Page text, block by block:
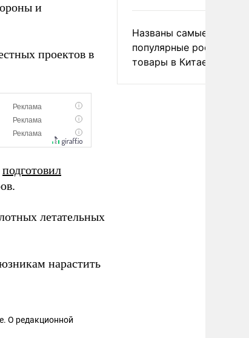
и
проектов в
подготовил
летательных
нарастить
О редакционной
Названы самые
популярные российские
товары в Китае